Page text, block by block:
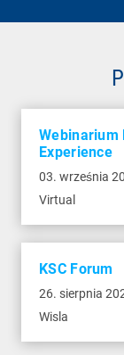
Webinarium
Experience
03. września
Virtual
KSC Forum
26. sierpnia
Wisla
43-